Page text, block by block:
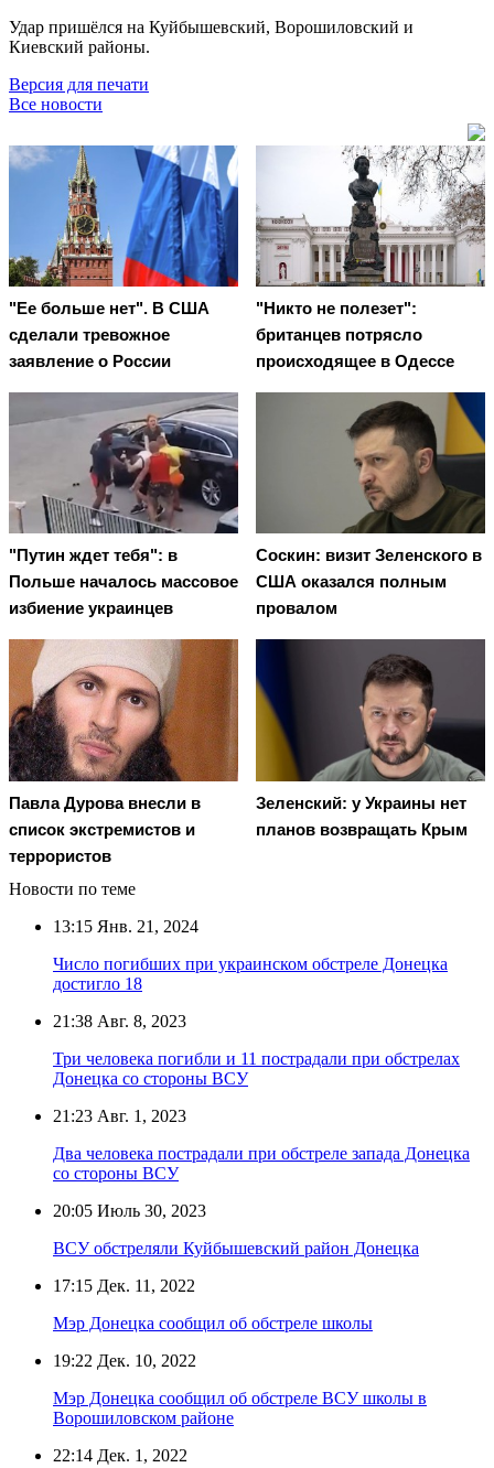
Удар пришёлся на Куйбышевский, Ворошиловский и
Киевский районы.
Версия для печати
Все новости
"Ее больше нет". В США
сделали тревожное
заявление о России
"Никто не полезет":
британцев потрясло
происходящее в Одессе
"Путин ждет тебя": в
Польше началось массовое
избиение украинцев
Соскин: визит Зеленского в
США оказался полным
провалом
Павла Дурова внесли в
список экстремистов и
террористов
Зеленский: у Украины нет
планов возвращать Крым
Новости по теме
13:15 Янв. 21, 2024
Число погибших при украинском обстреле Донецка
достигло 18
21:38 Авг. 8, 2023
Три человека погибли и 11 пострадали при обстрелах
Донецка со стороны ВСУ
21:23 Авг. 1, 2023
Два человека пострадали при обстреле запада Донецка
со стороны ВСУ
20:05 Июль 30, 2023
ВСУ обстреляли Куйбышевский район Донецка
17:15 Дек. 11, 2022
Мэр Донецка сообщил об обстреле школы
19:22 Дек. 10, 2022
Мэр Донецка сообщил об обстреле ВСУ школы в
Ворошиловском районе
22:14 Дек. 1, 2022